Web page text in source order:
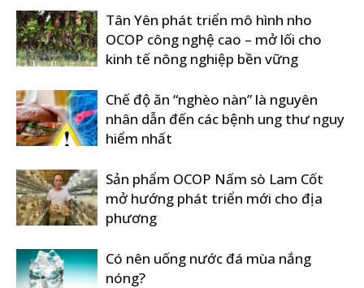
Tân Yên phát triển mô hình nho
OCOP công nghệ cao – mở lối cho
kinh tế nông nghiệp bền vững
Chế độ ăn “nghèo nàn” là nguyên
nhân dẫn đến các bệnh ung thư nguy
hiểm nhất
Sản phẩm OCOP Nấm sò Lam Cốt
mở hướng phát triển mới cho địa
phương
Có nên uống nước đá mùa nắng
nóng?